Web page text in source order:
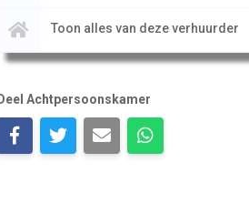
Toon alles van deze verhuurder
Deel Achtpersoonskamer